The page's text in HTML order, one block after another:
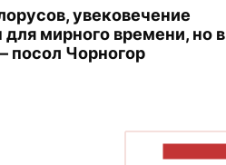
увековечение
мирного времени, но в
посол Чорногор